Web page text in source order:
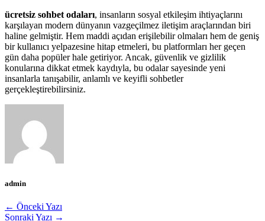
ücretsiz sohbet odaları, insanların sosyal etkileşim ihtiyaçlarını
karşılayan modern dünyanın vazgeçilmez iletişim araçlarından biri
haline gelmiştir. Hem maddi açıdan erişilebilir olmaları hem de geniş
bir kullanıcı yelpazesine hitap etmeleri, bu platformları her geçen
gün daha popüler hale getiriyor. Ancak, güvenlik ve gizlilik
konularına dikkat etmek kaydıyla, bu odalar sayesinde yeni
insanlarla tanışabilir, anlamlı ve keyifli sohbetler
gerçekleştirebilirsiniz.
admin
← Önceki Yazı
Sonraki Yazı →